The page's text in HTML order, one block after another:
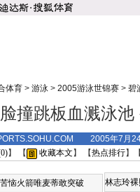
体育 > 游泳 > 2005游泳世锦赛 > 碧
撞跳板血溅泳
2005年7月
0)】 【 收藏本文 】 【热点排行】
恼火箭唯麦蒂敢突破
林志玲